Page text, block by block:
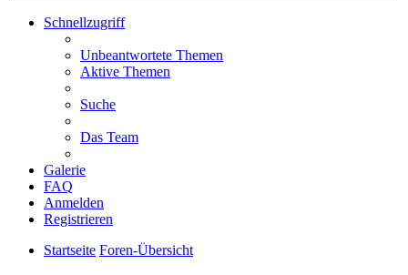
Schnellzugriff
Unbeantwortete Themen
Aktive Themen
Suche
Das Team
Galerie
FAQ
Anmelden
Registrieren
Startseite Foren-Übersicht